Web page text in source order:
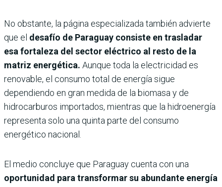
No obstante, la página especializada también advierte
que el desafío de Paraguay consiste en trasladar
esa fortaleza del sector eléctrico al resto de la
matriz energética. Aunque toda la electricidad es
renovable, el consumo total de energía sigue
dependiendo en gran medida de la biomasa y de
hidrocarburos importados, mientras que la hidroenergía
representa solo una quinta parte del consumo
energético nacional.
El medio concluye que Paraguay cuenta con una
oportunidad para transformar su abundante energía